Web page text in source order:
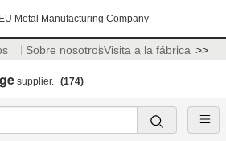
Metal Manufacturing Company
Sobre nosotrosVisita a la fábrica >>
supplier. (174)